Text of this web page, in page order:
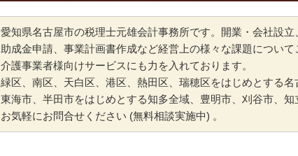
愛知県名古屋市の税理士元雄会計事務所です。開業・会社設立
助成金申請、事業計画書作成など経営上の様々な課題について
介護事業者様向けサービスにも力を入れております。
緑区、南区、天白区、港区、熱田区、瑞穂区をはじめとする名
東海市、半田市をはじめとする知多全域、豊明市、刈谷市、
お気軽にお問合せください (無料相談実施中) 。